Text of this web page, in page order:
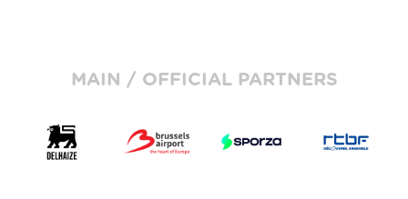
MAIN / OFFICIAL PARTNERS